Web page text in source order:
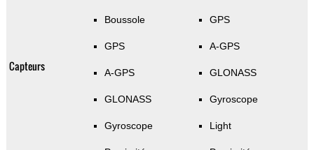
Capteurs
Boussole
GPS
A-GPS
GLONASS
Gyroscope
GPS
A-GPS
GLONASS
Gyroscope
Light